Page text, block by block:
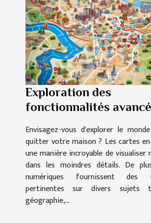
Exploration des
fonctionnalités
cartes en ligne
Envisagez-vous d'explorer le
quitter votre maison ? Les cartes
une manière incroyable de
dans les moindres détails. De
numériques fournissent des
pertinentes sur divers sujets
géographie,...